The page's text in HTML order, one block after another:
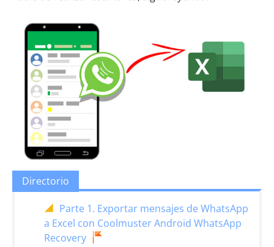
Directorio
Parte 1. Exportar mensajes de WhatsApp
a Excel con Coolmuster Android WhatsApp
Recovery